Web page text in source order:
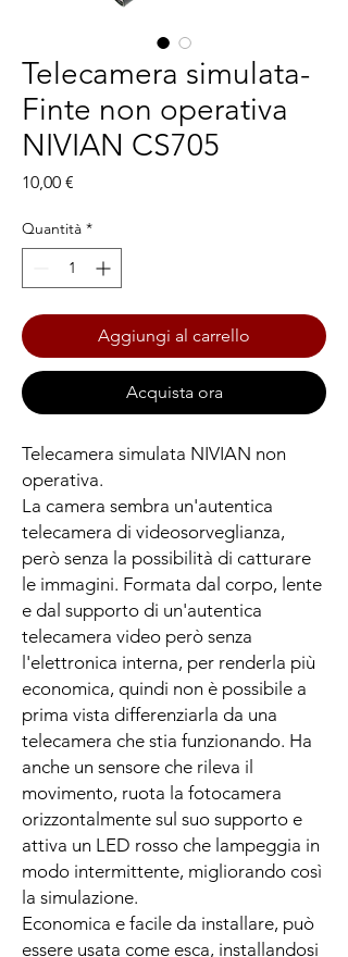
Telecamera simulata-
Finte non operativa
NIVIAN CS705
10,00 €
Quantità *
Aggiungi al carrello
Acquista ora
Telecamera simulata NIVIAN non
operativa.
La camera sembra un'autentica
telecamera di videosorveglianza,
però senza la possibilità di catturare
le immagini. Formata dal corpo, lente
e dal supporto di un'autentica
telecamera video però senza
l'elettronica interna, per renderla più
economica, quindi non è possibile a
prima vista differenziarla da una
telecamera che stia funzionando. Ha
anche un sensore che rileva il
movimento, ruota la fotocamera
orizzontalmente sul suo supporto e
attiva un LED rosso che lampeggia in
modo intermittente, migliorando così
la simulazione.
Economica e facile da installare, può
essere usata come esca, installandosi